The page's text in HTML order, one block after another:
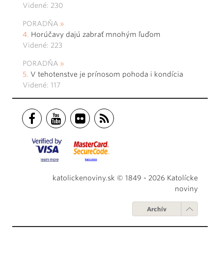
Videné: 230
PORADŇA
Horúčavy dajú zabrať mnohým ľuďom
Videné: 223
PORADŇA
V tehotenstve je prínosom pohoda i kondícia
Videné: 117
katolickenoviny.sk © 1849 - 2026 Katolícke
noviny
Archív